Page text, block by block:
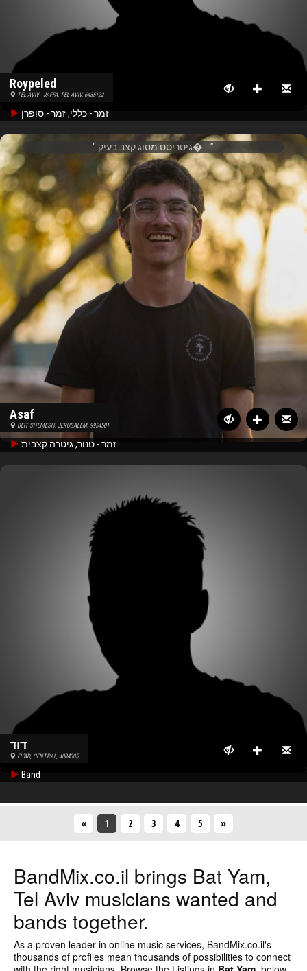
Roypeled
TEL AVIV - JAFFA, TEL AVIV, 6435122
זמר - כללי, זמר - סופרן
גיטריסט מסוג קצב בעיק�...
Asaf
BEIT SHEMESH, JERUSALEM, 9954501
זמר - טנור, גיטרה קצבית
דוד
EL'AD, CENTRAL, 4084305
Band
« 1 (Current)
2 3 4 5 »
BandMix.co.il brings Bat Yam,
Tel Aviv musicians wanted and
bands together.
As a proven leader in online music services, BandMix.co.il's
thousands of profiles mean thousands of possibilities to connect